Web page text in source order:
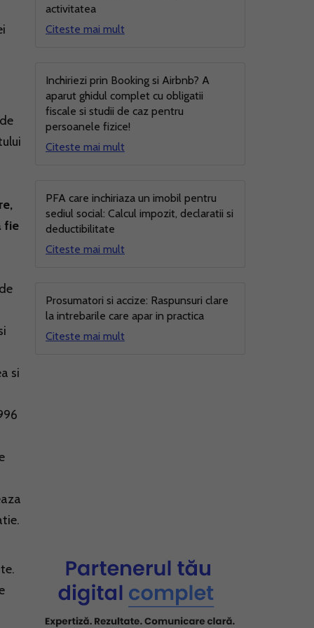
fie
si
activitatea
Citeste mai mult
Inchiriezi prin Booking si Airbnb? A
aparut ghidul complet cu obligatii
fiscale si studii de caz pentru
persoanele fizice!
Citeste mai mult
PFA care inchiriaza un imobil pentru
sediul social: Calcul impozit, declaratii si
deductibilitate
Citeste mai mult
Prosumatori si accize: Raspunsuri clare
la intrebarile care apar in practica
Citeste mai mult